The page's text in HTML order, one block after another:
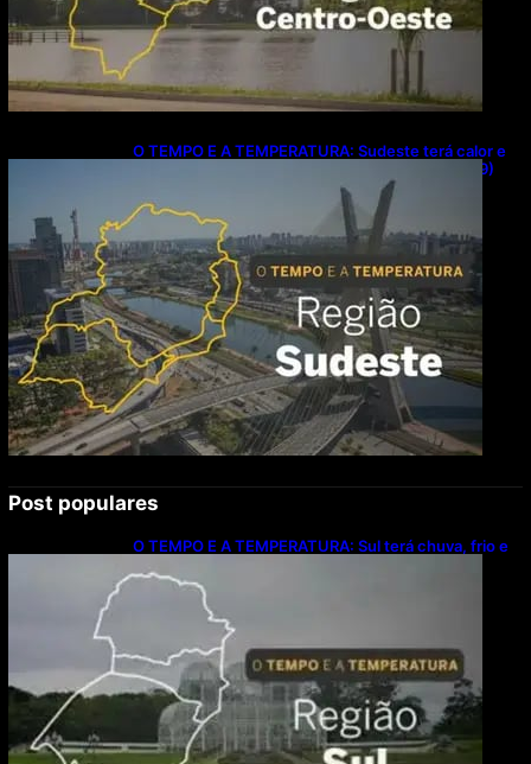
O TEMPO E A TEMPERATURA: Sudeste terá calor e
possibilidade de chuva isolada neste domingo (9)
Post populares
O TEMPO E A TEMPERATURA: Sul terá chuva, frio e